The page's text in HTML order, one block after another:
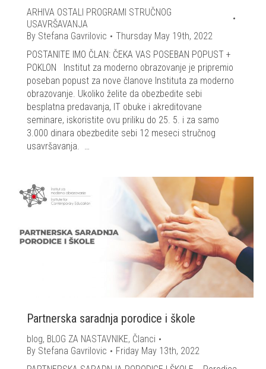
ARHIVA OSTALI PROGRAMI STRUČNOG
USAVRŠAVANJA
By Stefana Gavrilovic
Thursday May 19th, 2022
POSTANITE IMO ČLAN: ČEKA VAS POSEBAN POPUST +
POKLON Institut za moderno obrazovanje je pripremio
poseban popust za nove članove Instituta za moderno
obrazovanje. Ukoliko želite da obezbedite sebi
besplatna predavanja, IT obuke i akreditovane
seminare, iskoristite ovu priliku do 25. 5. i za samo
3.000 dinara obezbedite sebi 12 meseci stručnog
usavršavanja. …
Partnerska saradnja porodice i škole
blog, BLOG ZA NASTAVNIKE, Članci
By Stefana Gavrilovic
Friday May 13th, 2022